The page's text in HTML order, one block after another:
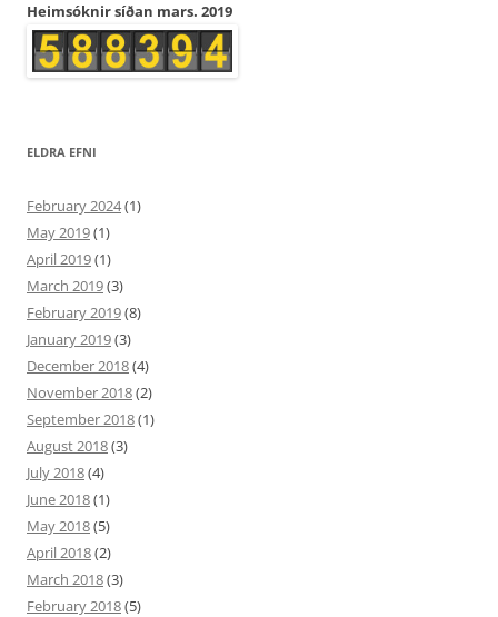
Heimsóknir síðan mars. 2019
ELDRA EFNI
February 2024(1)
May 2019(1)
April 2019(1)
March 2019(3)
February 2019(8)
January 2019(3)
December 2018(4)
November 2018(2)
September 2018(1)
August 2018(3)
July 2018(4)
June 2018(1)
May 2018(5)
April 2018(2)
March 2018(3)
February 2018(5)